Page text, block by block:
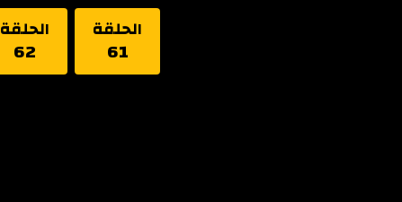
الحلقة
61
الحلقة
62